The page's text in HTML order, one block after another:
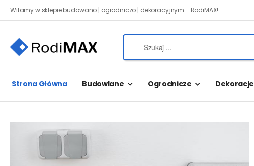
Witamy w sklepie budowano | ogrodniczo | dekoracyjnym - RodiMAX!
Strona Główna Budowlane Ogrodnicze Dekoracje